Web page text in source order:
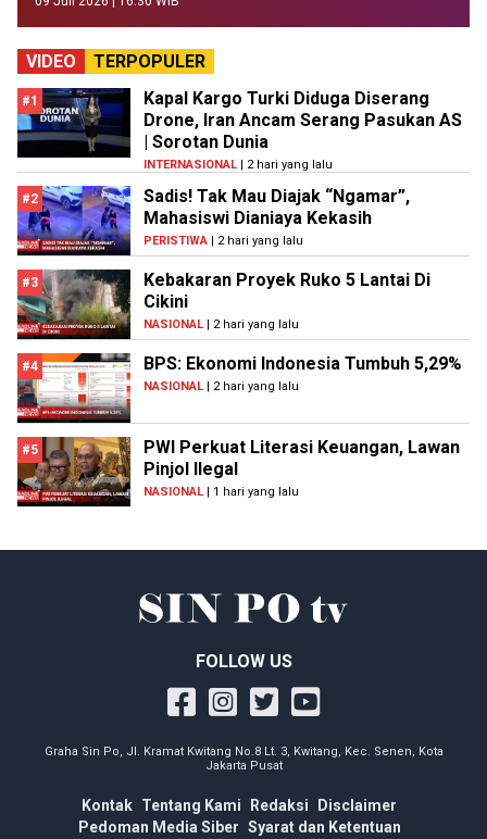
VIDEO TERPOPULER
#1
Kapal Kargo Turki Diduga Diserang
Drone, Iran Ancam Serang Pasukan AS
| Sorotan Dunia
INTERNASIONAL | 2 hari yang lalu
#2
Sadis! Tak Mau Diajak “Ngamar”,
Mahasiswi Dianiaya Kekasih
PERISTIWA | 2 hari yang lalu
#3
Kebakaran Proyek Ruko 5 Lantai Di
Cikini
NASIONAL | 2 hari yang lalu
#4 BPS: Ekonomi Indonesia Tumbuh 5,29%
NASIONAL | 2 hari yang lalu
#5
PWI Perkuat Literasi Keuangan, Lawan
Pinjol Ilegal
NASIONAL | 1 hari yang lalu
FOLLOW US
Graha Sin Po, Jl. Kramat Kwitang No.8 Lt. 3, Kwitang, Kec. Senen, Kota
Jakarta Pusat
Kontak Tentang Kami Redaksi
Disclaimer
Pedoman Media Siber Syarat dan Ketentuan